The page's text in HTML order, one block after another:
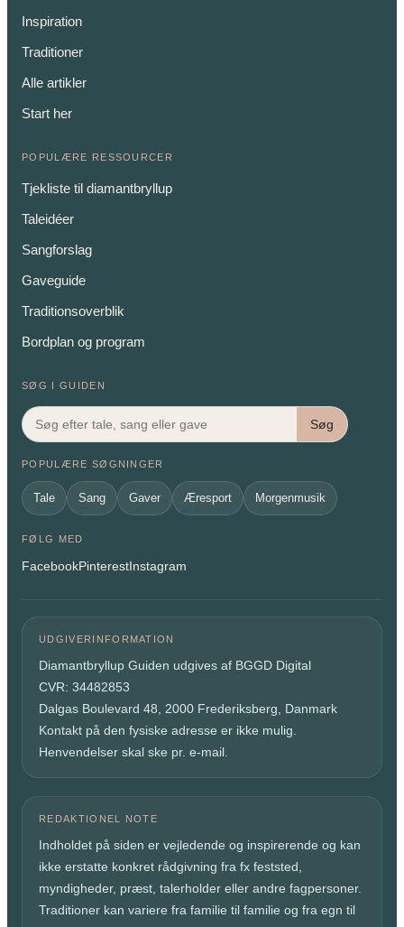
Inspiration
Traditioner
Alle artikler
Start her
POPULÆRE RESSOURCER
Tjekliste til diamantbryllup
Taleidéer
Sangforslag
Gaveguide
Traditionsoverblik
Bordplan og program
SØG I GUIDEN
Søg
POPULÆRE SØGNINGER
Tale Sang Gaver Æresport Morgenmusik
FØLG MED
FacebookPinterestInstagram
UDGIVERINFORMATION
Diamantbryllup Guiden udgives af BGGD Digital
CVR: 34482853
Dalgas Boulevard 48, 2000 Frederiksberg, Danmark
Kontakt på den fysiske adresse er ikke mulig.
Henvendelser skal ske pr. e-mail.
REDAKTIONEL NOTE
Indholdet på siden er vejledende og inspirerende og kan
ikke erstatte konkret rådgivning fra fx feststed,
myndigheder, præst, talerholder eller andre fagpersoner.
Traditioner kan variere fra familie til familie og fra egn til